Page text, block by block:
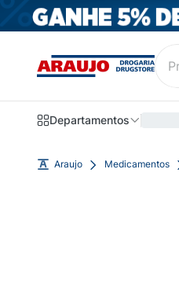
Departamentos
Araujo Medicamentos